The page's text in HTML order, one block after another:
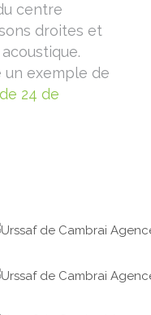
centre
droites et
un exemple de
24 de